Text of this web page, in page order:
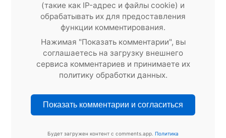
(такие как IP-адрес и файлы cookie) и
обрабатывать их для предоставления
функции комментирования.
Нажимая "Показать комментарии", вы
соглашаетесь на загрузку внешнего
сервиса комментариев и принимаете их
политику обработки данных.
Показать комментарии и согласиться
Будет загружен контент с comments.app. Политика